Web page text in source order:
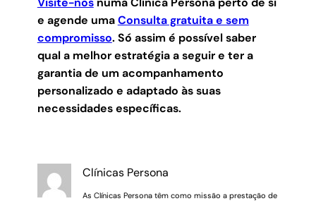
e agende umaConsulta gratuita e sem
compromisso. Só assim é possível saber
qual a melhor estratégia a seguir e ter a
garantia de um acompanhamento
personalizado e adaptado às suas
necessidades específicas.
Clínicas Persona
As Clínicas Persona têm como missão a prestação de